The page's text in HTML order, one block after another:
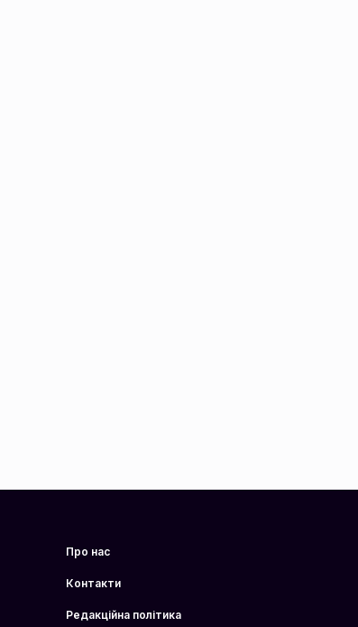
Про нас
Контакти
Редакційна політика